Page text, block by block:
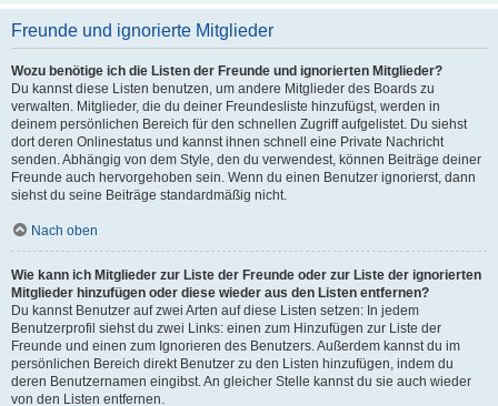
Freunde und ignorierte Mitglieder
Wozu benötige ich die Listen der Freunde und ignorierten Mitglieder?
Du kannst diese Listen benutzen, um andere Mitglieder des Boards zu
verwalten. Mitglieder, die du deiner Freundesliste hinzufügst, werden in
deinem persönlichen Bereich für den schnellen Zugriff aufgelistet. Du siehst
dort deren Onlinestatus und kannst ihnen schnell eine Private Nachricht
senden. Abhängig von dem Style, den du verwendest, können Beiträge deiner
Freunde auch hervorgehoben sein. Wenn du einen Benutzer ignorierst, dann
siehst du seine Beiträge standardmäßig nicht.
Nach oben
Wie kann ich Mitglieder zur Liste der Freunde oder zur Liste der ignorierten
Mitglieder hinzufügen oder diese wieder aus den Listen entfernen?
Du kannst Benutzer auf zwei Arten auf diese Listen setzen: In jedem
Benutzerprofil siehst du zwei Links: einen zum Hinzufügen zur Liste der
Freunde und einen zum Ignorieren des Benutzers. Außerdem kannst du im
persönlichen Bereich direkt Benutzer zu den Listen hinzufügen, indem du
deren Benutzernamen eingibst. An gleicher Stelle kannst du sie auch wieder
von den Listen entfernen.